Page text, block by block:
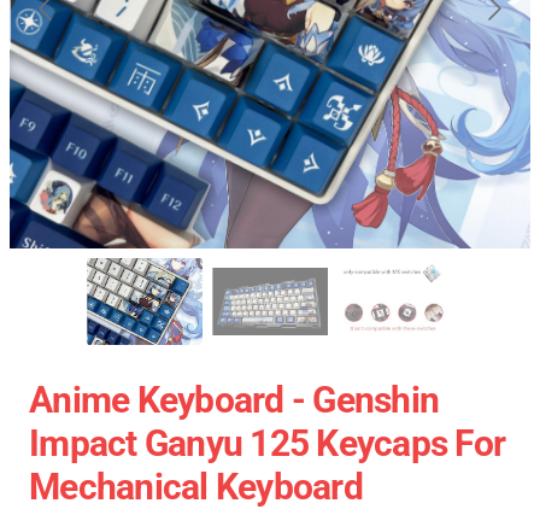
Anime Keyboard - Genshin
Impact Ganyu 125 Keycaps For
Mechanical Keyboard